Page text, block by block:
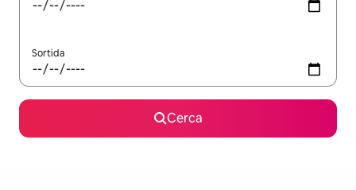
Sortida
Cerca